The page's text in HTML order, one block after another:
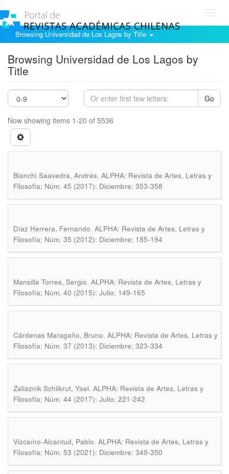
Browsing Universidad de Los Lagos by Title
Browsing Universidad de Los Lagos by
Title
Go
Now showing items 1-20 of 5536
Bianchi Saavedra, Andrés. ALPHA: Revista de Artes, Letras y
Filosofía; Núm. 45 (2017): Diciembre; 353-358
Díaz Herrera, Fernando. ALPHA: Revista de Artes, Letras y
Filosofía; Núm. 35 (2012): Diciembre; 185-194
Mansilla Torres, Sergio. ALPHA: Revista de Artes, Letras y
Filosofía; Núm. 40 (2015): Julio; 149-165
Cárdenas Maragaño, Bruno. ALPHA: Revista de Artes, Letras y
Filosofía; Núm. 37 (2013): Diciembre; 323-334
Zaliaznik Schilkrut, Yael. ALPHA: Revista de Artes, Letras y
Filosofía; Núm. 44 (2017): Julio; 221-242
Vizcaíno-Alcantud, Pablo. ALPHA: Revista de Artes, Letras y
Filosofía; Núm. 53 (2021): Diciembre; 349-350